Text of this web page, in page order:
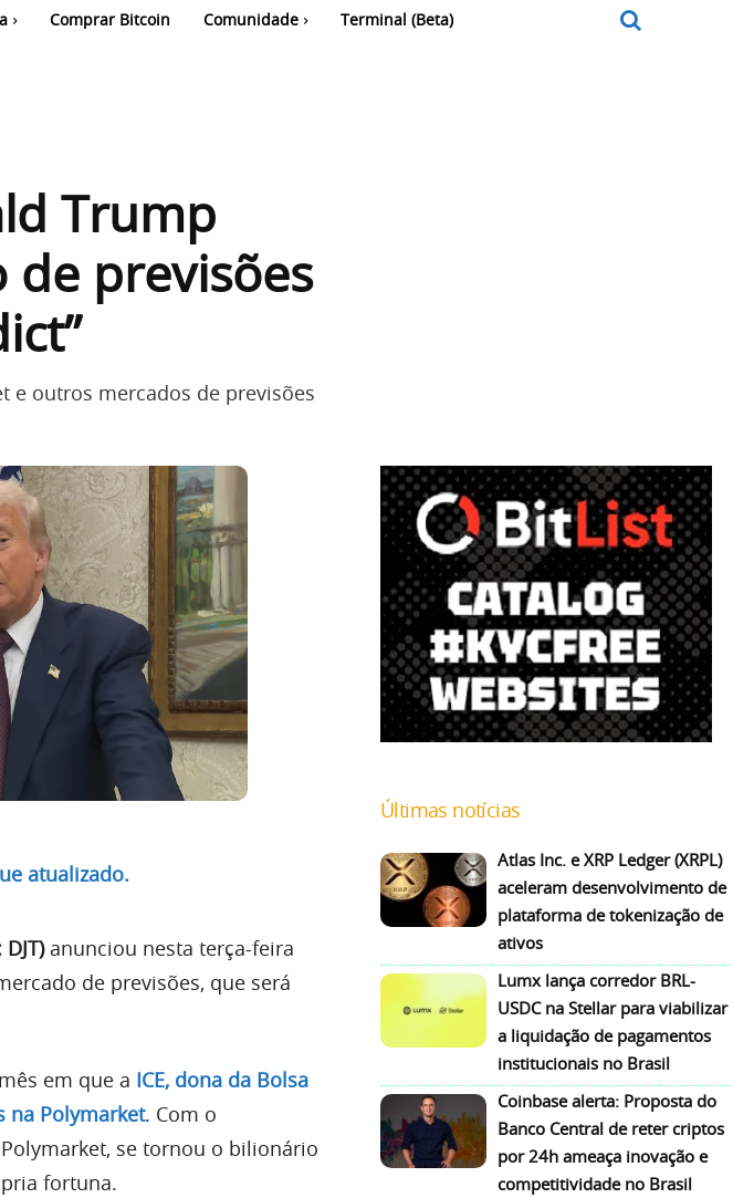
Comprar Bitcoin Comunidade Terminal (Beta)
Trump
previsões
e outros mercados de previsões
atualizado.
anunciou nesta terça-feira
de previsões, que será
em que a ICE, dona da Bolsa
na Polymarket. Com o
se tornou o bilionário
fortuna.
Últimas notícias
Atlas Inc. e XRP Ledger (XRPL)
aceleram desenvolvimento de
plataforma de tokenização de
ativos
Lumx lança corredor BRL-
USDC na Stellar para viabilizar
a liquidação de pagamentos
institucionais no Brasil
Coinbase alerta: Proposta do
Banco Central de reter criptos
por 24h ameaça inovação e
competitividade no Brasil